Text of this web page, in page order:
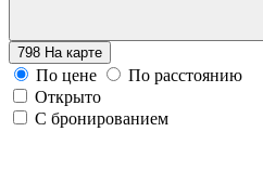
798 На карте
По цене
По расстоянию
Открыто
С бронированием